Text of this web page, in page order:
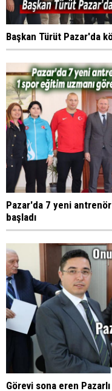
Başkan Türüt Pazar'da
Pazar'da 7 yeni
başladı
Görevi sona eren